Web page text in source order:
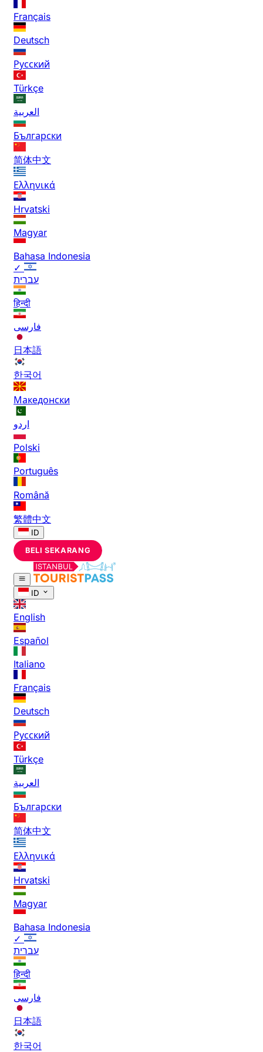
Français
Deutsch
Русский
Türkçe
العربية
Български
简体中文
Ελληνικά
Hrvatski
Magyar
Bahasa Indonesia
✓
עברית
हिन्दी
فارسی
日本語
한국어
Македонски
اردو
Polski
Português
Română
繁體中文
ID
BELI SEKARANG
ID
English
Español
Italiano
Français
Deutsch
Русский
Türkçe
العربية
Български
简体中文
Ελληνικά
Hrvatski
Magyar
Bahasa Indonesia
✓
עברית
हिन्दी
فارسی
日本語
한국어